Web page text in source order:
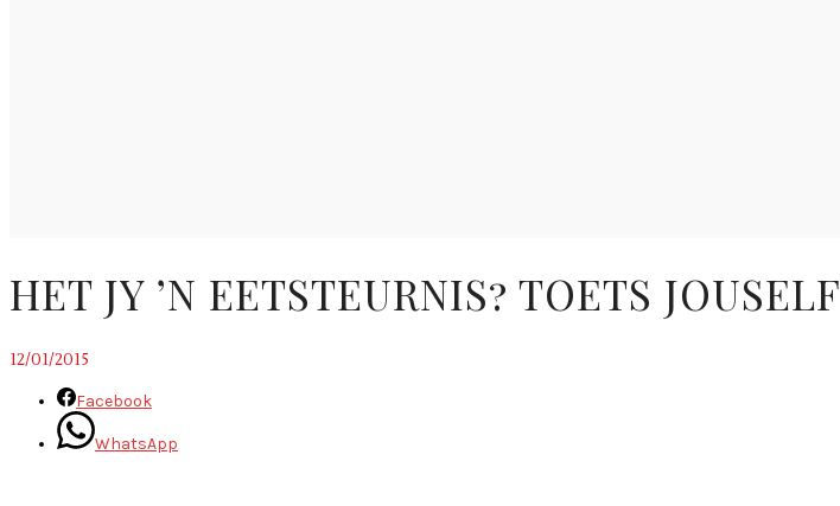
HET JY ’N EETSTEURNIS? TOETS JOUSELF
12/01/2015
Facebook
WhatsApp